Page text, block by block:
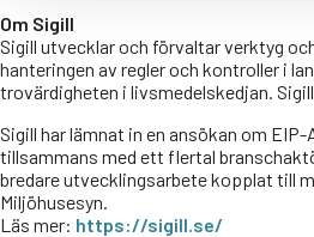
Om Sigill
Sigill utvecklar och förvaltar verktyg
hanteringen av regler och kontroller i
trovärdigheten i livsmedelskedjan.
Sigill har lämnat in en ansökan om
tillsammans med ett flertal
bredare utvecklingsarbete kopplat till
Miljöhusesyn.
Läs mer: https://sigill.se/